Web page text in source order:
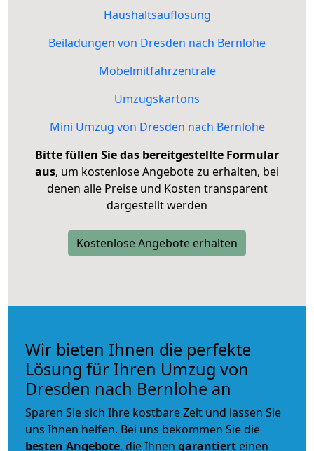
Haushaltsauflösung
Beiladungen von Dresden nach Bernlohe
Möbelmitfahrzentrale
Umzugskartons
Mini Umzug von Dresden nach Bernlohe
Bitte füllen Sie das bereitgestellte Formular
aus, um kostenlose Angebote zu erhalten, bei
denen alle Preise und Kosten transparent
dargestellt werden
Kostenlose Angebote erhalten
Wir bieten Ihnen die perfekte
Lösung für Ihren Umzug von
Dresden nach Bernlohe an
Sparen Sie sich Ihre kostbare Zeit und lassen Sie
uns Ihnen helfen. Bei uns bekommen Sie die
besten Angebote, die Ihnen garantiert einen